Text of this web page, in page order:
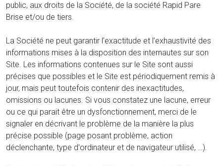
public, aux droits de la Société, de la société Rapid Pare
Brise et/ou de tiers.
La Société ne peut garantir l’exactitude et l’exhaustivité des
informations mises à la disposition des internautes sur son
Site. Les informations contenues sur le Site sont aussi
précises que possibles et le Site est périodiquement remis à
jour, mais peut toutefois contenir des inexactitudes,
omissions ou lacunes. Si vous constatez une lacune, erreur
ou ce qui parait être un dysfonctionnement, merci de le
signaler en décrivant le problème de la manière la plus
précise possible (page posant problème, action
déclenchante, type d'ordinateur et de navigateur utilisé, …).